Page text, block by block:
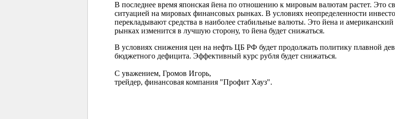
В последнее время японская йена по отношению к мировым валютам растет. Это
ситуацией на мировых финансовых рынках. В условиях неопределенности
перекладывают средства в наиболее стабильные валюты. Это йена и
рынках изменится в лучшую сторону, то йена будет снижаться.
В условиях снижения цен на нефть ЦБ РФ будет продолжать политику плавной
бюджетного дефицита. Эффективный курс рубля будет снижаться.
С уважением, Громов Игорь,
трейдер, финансовая компания "Профит Хауз".